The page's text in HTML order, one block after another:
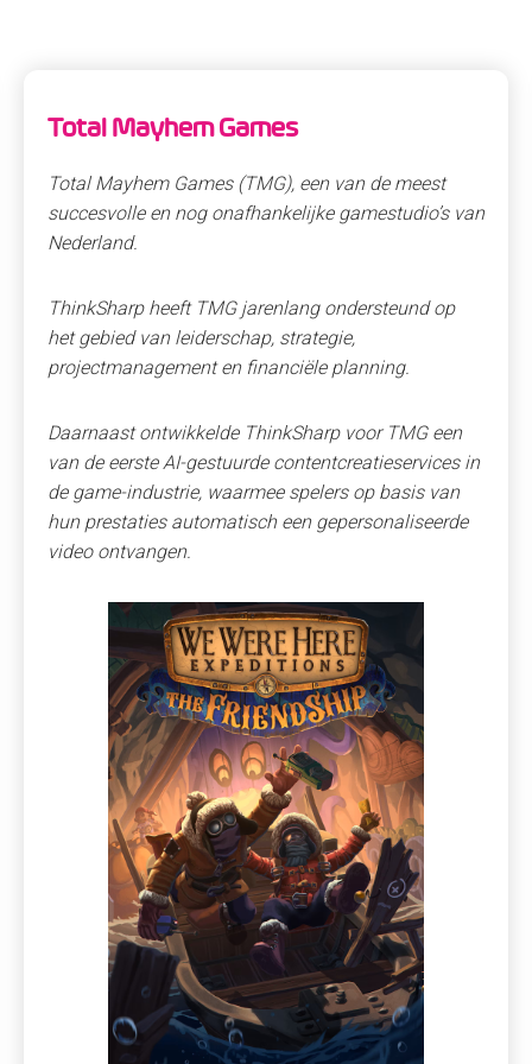
Total Mayhem Games
Total Mayhem Games (TMG), een van de meest
succesvolle en nog onafhankelijke gamestudio’s van
Nederland.
ThinkSharp heeft TMG jarenlang ondersteund op
het gebied van leiderschap, strategie,
projectmanagement en financiële planning.
Daarnaast ontwikkelde ThinkSharp voor TMG een
van de eerste AI-gestuurde contentcreatieservices in
de game-industrie, waarmee spelers op basis van
hun prestaties automatisch een gepersonaliseerde
video ontvangen.